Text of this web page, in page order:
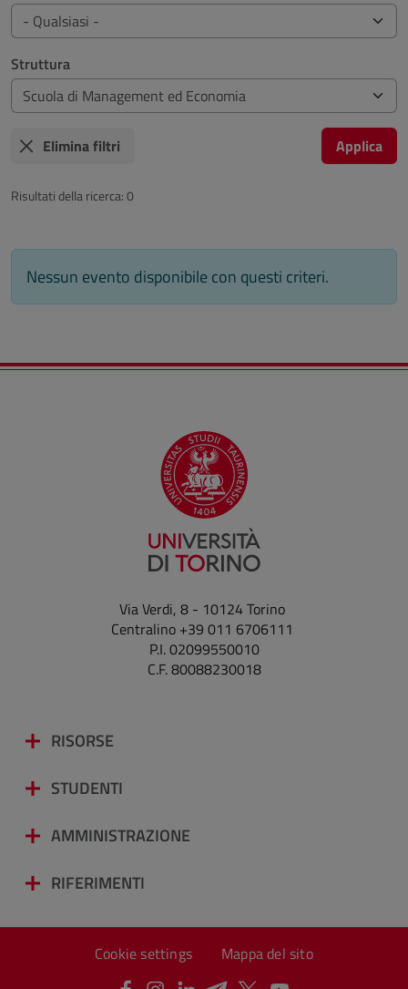
Struttura
Applica
Elimina filtri
Risultati della ricerca: 0
Nessun evento disponibile con questi criteri.
Via Verdi, 8 - 10124 Torino
Centralino +39 011 6706111
P.I. 02099550010
C.F. 80088230018
RISORSE
STUDENTI
AMMINISTRAZIONE
RIFERIMENTI
Cookie settings Mappa del sito